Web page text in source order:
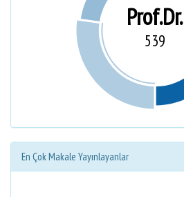
Prof.Dr.
539
En Çok Makale Yayınlayanlar